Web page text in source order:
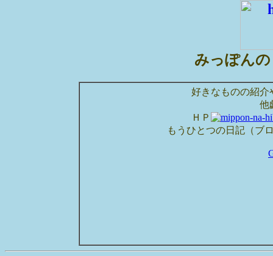
みっぽん
好きなものの紹介
他
ＨＰ
もうひとつの日記（ブ